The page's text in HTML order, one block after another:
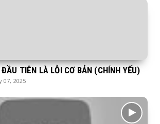
TIÊN LÀ LỖI CƠ BẢN (CHÍNH YẾU)
07, 2025